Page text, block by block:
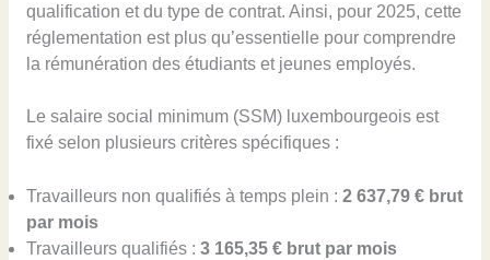
qualification et du type de contrat. Ainsi, pour 2025, cette
réglementation est plus qu’essentielle pour comprendre
la rémunération des étudiants et jeunes employés.
Le salaire social minimum (SSM) luxembourgeois est
fixé selon plusieurs critères spécifiques :
Travailleurs non qualifiés à temps plein : 2 637,79 € brut
par mois
Travailleurs qualifiés : 3 165,35 € brut par mois